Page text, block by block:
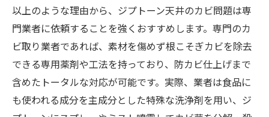
以上のような理由から、ジプトーン天井のカビ問題は専
門業者に依頼することを強くおすすめします。専門のカ
ビ取り業者であれば、素材を傷めず根こそぎカビを除去
できる専用薬剤や工法を持っており、防カビ仕上げまで
含めたトータルな対応が可能です。​実際、業者は食品に
も使われる成分を主成分とした特殊な洗浄剤を用い、ジ